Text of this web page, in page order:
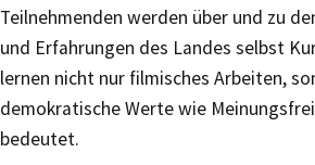
Teilnehmenden werden über und zu
und Erfahrungen des Landes selbst
lernen nicht nur filmisches Arbeiten,
demokratische Werte wie
bedeutet.